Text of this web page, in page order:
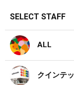
SELECT STAFF
ALL
クインテ